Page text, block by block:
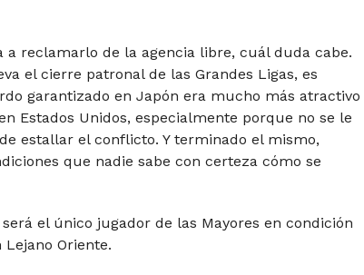
reclamarlo de la agencia libre, cuál duda cabe.
el cierre patronal de las Grandes Ligas, es
garantizado en Japón era mucho más atractivo
Estados Unidos, especialmente porque no se le
estallar el conflicto. Y terminado el mismo,
que nadie sabe con certeza cómo se
el único jugador de las Mayores en condición
Oriente.